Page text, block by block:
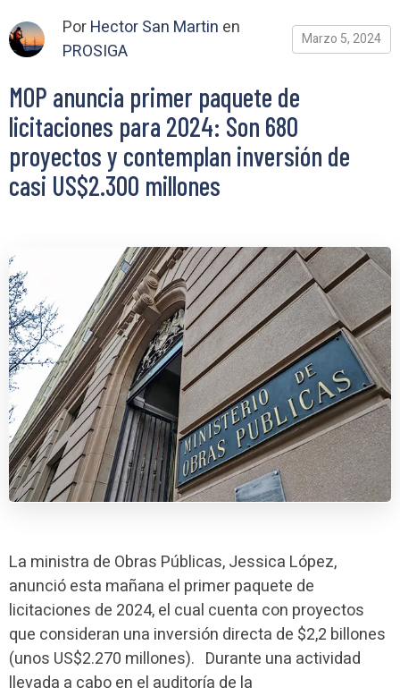
PorHector San Martin en
PROSIGA
Marzo 5, 2024
MOP anuncia primer paquete de
licitaciones para 2024: Son 680
proyectos y contemplan inversión de
casi US$2.300 millones
La ministra de Obras Públicas, Jessica López,
anunció esta mañana el primer paquete de
licitaciones de 2024, el cual cuenta con proyectos
que consideran una inversión directa de $2,2 billones
(unos US$2.270 millones). Durante una actividad
llevada a cabo en el auditoría de la